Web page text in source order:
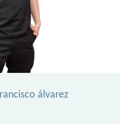
álvarez